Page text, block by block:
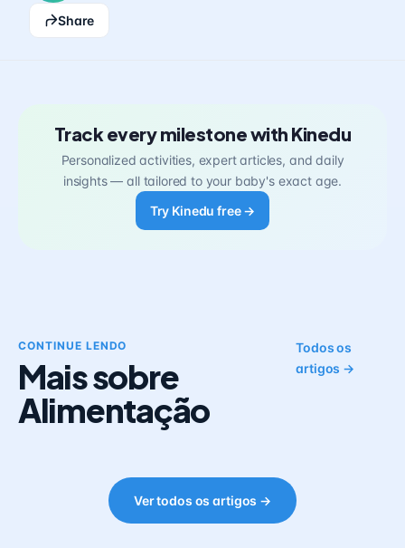
Share
Track every milestone with Kinedu
Personalized activities, expert articles, and daily
insights — all tailored to your baby's exact age.
Try Kinedu free →
CONTINUE LENDO
Mais sobre
Alimentação
Todos os
artigos →
Ver todos os artigos →